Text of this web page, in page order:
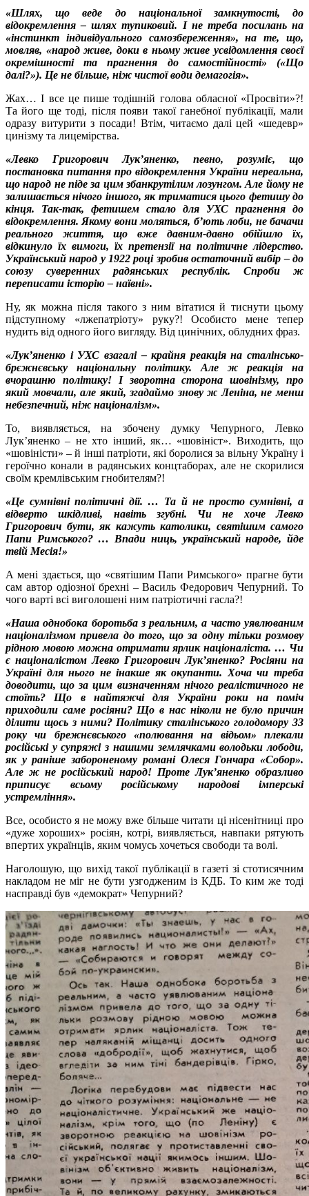
«Шлях, що веде до національної замкнутості, до
відокремлення – шлях тупиковий. І не треба посилань на
«інстинкт індивідуального самозбереження», на те, що,
мовляв, «народ живе, доки в ньому живе усвідомлення своєї
окремішності та прагнення до самостійності» («Що
далі?»). Це не більше, ніж чистої води демагогія».
Жах… І все це пише тодішній голова обласної «Просвіти»?!
Та його ще тоді, після появи такої ганебної публікації, мали
одразу витурити з посади! Втім, читаємо далі цей «шедевр»
цинізму та лицемірства.
«Левко Григорович Лук’яненко, певно, розуміє, що
постановка питання про відокремлення України нереальна,
що народ не піде за цим збанкрутілим лозунгом. Але йому не
залишається нічого іншого, як триматися цього фетишу до
кінця. Так-так, фетишем стало для УХС прагнення до
відокремлення. Якому вони моляться, б’ють лоби, не бачачи
реального життя, що вже давним-давно обійшло їх,
відкинуло їх вимоги, їх претензії на політичне лідерство.
Український народ у 1922 році зробив остаточний вибір – до
союзу суверенних радянських республік. Спроби ж
переписати історію – наївні».
Ну, як можна після такого з ним вітатися й тиснути цьому
підступному «лжепатріоту» руку?! Особисто мене тепер
нудить від одного його вигляду. Від цинічних, облудних фраз.
«Лук’яненко і УХС взагалі – крайня реакція на сталінсько-
брєжнєвську національну політику. Але ж реакція на
вчорашню політику! І зворотна сторона шовінізму, про
який мовчали, але який, згадаймо знову ж Леніна, не менш
небезпечний, ніж націоналізм».
То, виявляється, на збочену думку Чепурного, Левко
Лук’яненко – не хто інший, як… «шовініст». Виходить, що
«шовіністи» – й інші патріоти, які боролися за вільну Україну і
героїчно конали в радянських концтаборах, але не скорилися
своїм кремлівським гнобителям?!
«Це сумнівні політичні дії. … Та й не просто сумнівні, а
відверто шкідливі, навіть згубні. Чи не хоче Левко
Григорович бути, як кажуть католики, святішим самого
Папи Римського? … Впади ниць, український народе, йде
твій Месія!»
А мені здається, що «святішим Папи Римського» прагне бути
сам автор одіозної брехні – Василь Федорович Чепурний. То
чого варті всі виголошені ним патріотичні гасла?!
«Наша однобока боротьба з реальним, а часто уявлюваним
націоналізмом привела до того, що за одну тільки розмову
рідною мовою можна отримати ярлик націоналіста. … Чи
є націоналістом Левко Григорович Лук’яненко? Росіяни на
Україні для нього не інакше як окупанти. Хоча чи треба
доводити, що за цим визначенням нічого реалістичного не
стоїть? Що в найтяжчі для України роки на поміч
приходили саме росіяни? Що в нас ніколи не було причин
ділити щось з ними? Політику сталінського голодомору 33
року чи брежнєвського «полювання на відьом» плекали
російські у супряжі з нашими землячками володьки лободи,
як у раніше забороненому романі Олеся Гончара «Собор».
Але ж не російський народ! Проте Лук’яненко образливо
приписує всьому російському народові імперські
устремління».
Все, особисто я не можу вже більше читати ці нісенітниці про
«дуже хороших» росіян, котрі, виявляється, навпаки рятують
впертих українців, яким чомусь хочеться свободи та волі.
Наголошую, що вихід такої публікації в газеті зі стотисячним
накладом не міг не бути узгодженим із КДБ. То ким же тоді
насправді був «демократ» Чепурний?